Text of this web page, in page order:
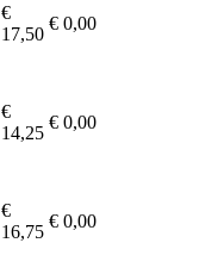
€
17,50
€ 0,00
€
14,25
€ 0,00
€
16,75
€ 0,00